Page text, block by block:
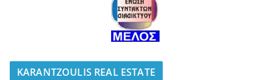
KARANTZOULIS REAL ESTATE